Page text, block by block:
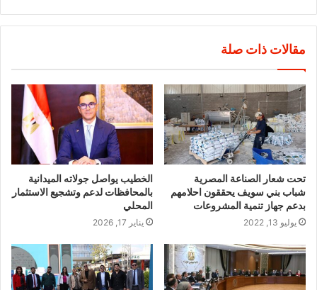
مقالات ذات صلة
تحت شعار الصناعة المصرية
شباب بني سويف يحققون احلامهم
بدعم جهاز تنمية المشروعات
يوليو 13, 2022
الخطيب يواصل جولاته الميدانية
بالمحافظات لدعم وتشجيع الاستثمار
المحلي
يناير 17, 2026